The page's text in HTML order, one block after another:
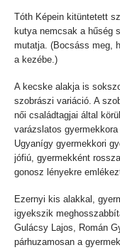
Tóth Képein kitüntetett
kutya nemcsak a hűség
mutatja. (Bocsáss meg,
a kezébe.)
A kecske alakja is
szobrászi variáció. A
női családtagjai által
varázslatos
Ugyanígy gyermekkori
jófiú, gyermekként
gonosz lényekre
Ezernyi kis alakkal,
igyekszik
Gulácsy Lajos, Román
párhuzamosan a